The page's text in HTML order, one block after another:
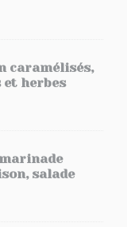
caramélisés,
et herbes
salade